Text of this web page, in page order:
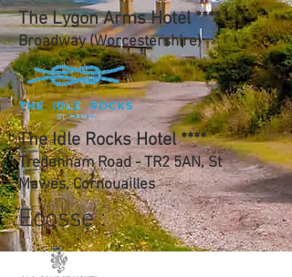
The Lygon Arms Hotel ****
Broadway (Worcestershire)
The Idle Rocks Hotel ****
Tredenham Road - TR2 5AN, St
Mawes, Cornouailles
Ecosse :